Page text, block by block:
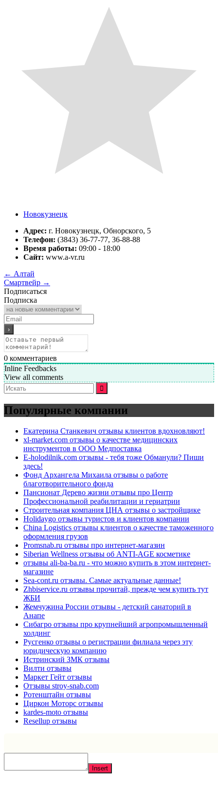
Новокузнецк
Адрес: г. Новокузнецк, Обнорского, 5
Телефон: (3843) 36-77-77, 36-88-88
Время работы: 09:00 - 18:00
Сайт: www.a-vr.ru
← Алтай
Смартвейр →
Подписаться
Подписка
0 комментариев
Inline Feedbacks
View all comments
Искать:
Популярные компании
Екатерина Станкевич отзывы клиентов вдохновляют!
xl-market.com отзывы о качестве медицинских
инструментов в ООО Медпоставка
E-holodilnik.com отзывы - тебя тоже Обманули? Пиши
здесь!
Фонд Архангела Михаила отзывы о работе
благотворительного фонда
Пансионат Дерево жизни отзывы про Центр
Профессиональной реабилитации и гериатрии
Строительная компания ЦНА отзывы о застройщике
Holidaygo отзывы туристов и клиентов компании
China Logistics отзывы клиентов о качестве таможенного
оформления грузов
Promsnab.ru отзывы про интернет-магазин
Siberian Wellness отзывы об ANTI-AGE косметике
отзывы ali-ba-ba.ru - что можно купить в этом интернет-
магазине
Sea-cont.ru отзывы. Самые актуальные данные!
Zhbiservice.ru отзывы прочитай, прежде чем купить тут
ЖБИ
Жемчужина России отзывы - детский санаторий в
Анапе
Сибагро отзывы про крупнейший агропромышленный
холдинг
Русгенко отзывы о регистрации филиала через эту
юридическую компанию
Истринский ЗМК отзывы
Вилти отзывы
Маркет Гейт отзывы
Отзывы stroy-snab.com
Ротенштайн отзывы
Циркон Моторс отзывы
kardes-moto отзывы
Resellup отзывы
Insert